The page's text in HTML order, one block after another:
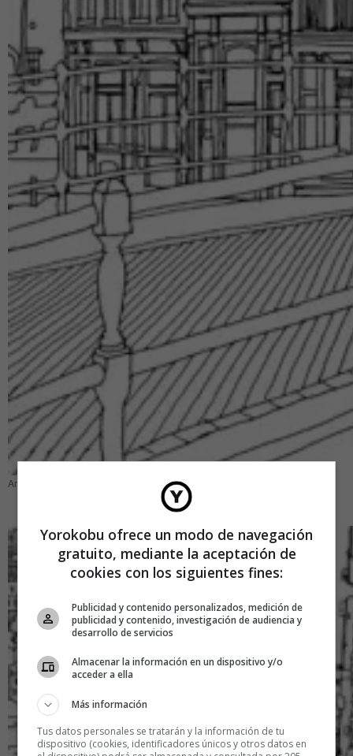
Amsterdam
Yorokobu ofrece un modo de navegación
gratuito, mediante la aceptación de
cookies con los siguientes fines:
Publicidad y contenido personalizados, medición de
publicidad y contenido, investigación de audiencia y
desarrollo de servicios
Almacenar la información en un dispositivo y/o
acceder a ella
Más información
Tus datos personales se tratarán y la información de tu
dispositivo (cookies, identificadores únicos y otros datos en